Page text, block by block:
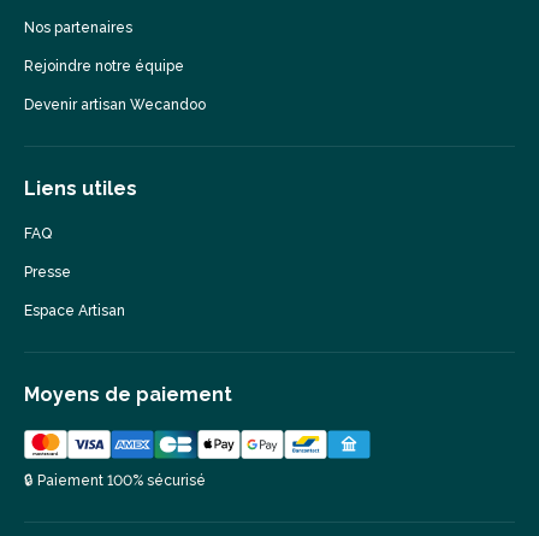
Nos partenaires
Rejoindre notre équipe
Devenir artisan Wecandoo
Liens utiles
FAQ
Presse
Espace Artisan
Moyens de paiement
🔒 Paiement 100% sécurisé